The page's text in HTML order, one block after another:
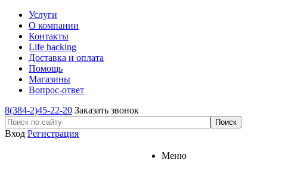
Услуги
О компании
Контакты
Life hacking
Доставка и оплата
Помощь
Магазины
Вопрос-ответ
8(384-2)45-22-20 Заказать звонок
Вход Регистрация
Меню